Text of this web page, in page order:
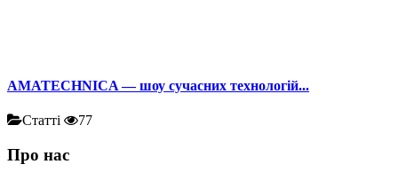
AMATECHNICA — шоу сучасних технологій...
Статті 77
Про нас